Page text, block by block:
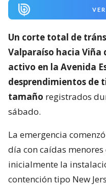
Un corte total de
Valparaíso hacia Viña
activo en la Avenida
desprendimientos de
tamaño registrados
sábado.
La emergencia
día con caídas
inicialmente la
contención tipo New